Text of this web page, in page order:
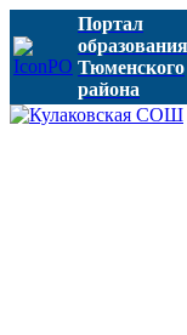
Портал
образования
Тюменского
района